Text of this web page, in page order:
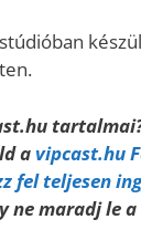
a vipcast.hu
fel teljesen
ne maradj le